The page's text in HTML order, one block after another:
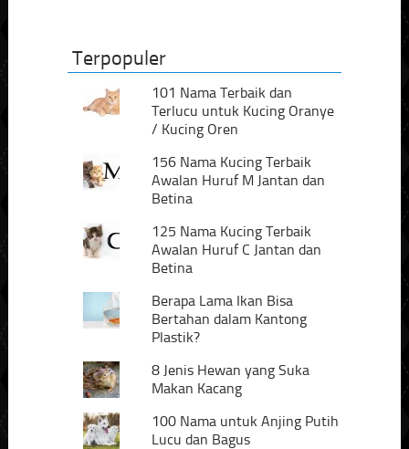
Terpopuler
101 Nama Terbaik dan
Terlucu untuk Kucing Oranye
/ Kucing Oren
156 Nama Kucing Terbaik
Awalan Huruf M Jantan dan
Betina
125 Nama Kucing Terbaik
Awalan Huruf C Jantan dan
Betina
Berapa Lama Ikan Bisa
Bertahan dalam Kantong
Plastik?
8 Jenis Hewan yang Suka
Makan Kacang
100 Nama untuk Anjing Putih
Lucu dan Bagus